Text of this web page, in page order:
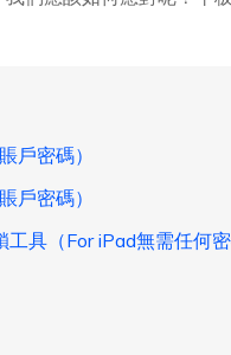
戶密碼）
戶密碼）
具（For iPad無需任何密